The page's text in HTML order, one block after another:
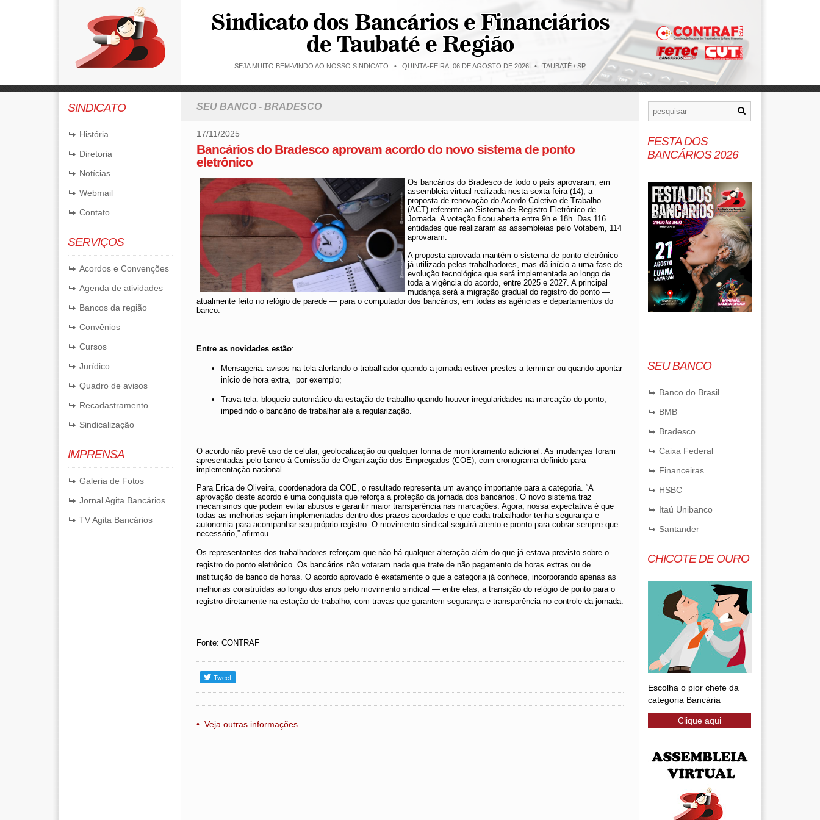
SEJA MUITO BEM-VINDO AO NOSSO SINDICATO • QUINTA-FEIRA, 06 DE AGOSTO DE 2026 • TAUBATÉ / SP
SINDICATO
História
Diretoria
Notícias
Webmail
Contato
SERVIÇOS
Acordos e Convenções
Agenda de atividades
Bancos da região
Convênios
Cursos
Jurídico
Quadro de avisos
Recadastramento
Sindicalização
IMPRENSA
Galeria de Fotos
Jornal Agita Bancários
TV Agita Bancários
SEU BANCO - BRADESCO
17/11/2025
Bancários do Bradesco aprovam acordo do novo sistema de ponto
eletrônico
Os bancários do Bradesco de todo o país aprovaram, em
assembleia virtual realizada nesta sexta-feira (14), a
proposta de renovação do Acordo Coletivo de Trabalho
(ACT) referente ao Sistema de Registro Eletrônico de
Jornada. A votação ficou aberta entre 9h e 18h. Das 116
entidades que realizaram as assembleias pelo Votabem, 114
aprovaram.
A proposta aprovada mantém o sistema de ponto eletrônico
já utilizado pelos trabalhadores, mas dá início a uma fase de
evolução tecnológica que será implementada ao longo de
toda a vigência do acordo, entre 2025 e 2027. A principal
mudança será a migração gradual do registro do ponto —
atualmente feito no relógio de parede — para o computador dos bancários, em todas as agências e departamentos do
banco.
Entre as novidades estão:
Mensageria: avisos na tela alertando o trabalhador quando a jornada estiver prestes a terminar ou quando apontar
início de hora extra, por exemplo;
Trava-tela: bloqueio automático da estação de trabalho quando houver irregularidades na marcação do ponto,
impedindo o bancário de trabalhar até a regularização.
O acordo não prevê uso de celular, geolocalização ou qualquer forma de monitoramento adicional. As mudanças foram
apresentadas pelo banco à Comissão de Organização dos Empregados (COE), com cronograma definido para
implementação nacional.
Para Erica de Oliveira, coordenadora da COE, o resultado representa um avanço importante para a categoria. “A
aprovação deste acordo é uma conquista que reforça a proteção da jornada dos bancários. O novo sistema traz
mecanismos que podem evitar abusos e garantir maior transparência nas marcações. Agora, nossa expectativa é que
todas as melhorias sejam implementadas dentro dos prazos acordados e que cada trabalhador tenha segurança e
autonomia para acompanhar seu próprio registro. O movimento sindical seguirá atento e pronto para cobrar sempre que
necessário,” afirmou.
Os representantes dos trabalhadores reforçam que não há qualquer alteração além do que já estava previsto sobre o
registro do ponto eletrônico. Os bancários não votaram nada que trate de não pagamento de horas extras ou de
instituição de banco de horas. O acordo aprovado é exatamente o que a categoria já conhece, incorporando apenas as
melhorias construídas ao longo dos anos pelo movimento sindical — entre elas, a transição do relógio de ponto para o
registro diretamente na estação de trabalho, com travas que garantem segurança e transparência no controle da jornada.
Fonte: CONTRAF
• Veja outras informações
FESTA DOS
BANCÁRIOS 2026
SEU BANCO
Banco do Brasil
BMB
Bradesco
Caixa Federal
Financeiras
HSBC
Itaú Unibanco
Santander
CHICOTE DE OURO
Escolha o pior chefe da
categoria Bancária
Clique aqui